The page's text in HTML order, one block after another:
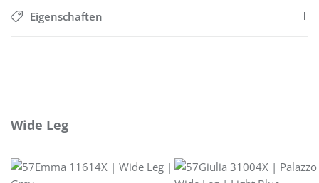
Eigenschaften
Produktgalerie überspringen
Wide Leg